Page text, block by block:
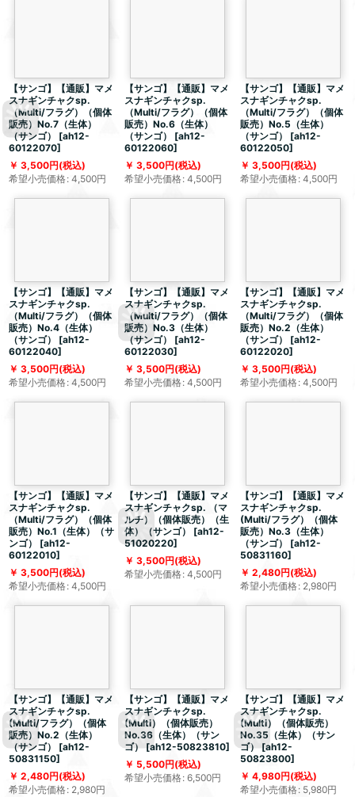
【サンゴ】【通販】マメ
スナギンチャクsp.
（Multi/フラグ）（個体
販売）No.7（生体）
（サンゴ）
[ah12-
60122070]
3,500円(税込)
希望小売価格: 4,500円
【サンゴ】【通販】マメ
スナギンチャクsp.
（Multi/フラグ）（個体
販売）No.6（生体）
（サンゴ）
[ah12-
60122060]
3,500円(税込)
希望小売価格: 4,500円
【サンゴ】【通販】マメ
スナギンチャクsp.
（Multi/フラグ）（個体
販売）No.5（生体）
（サンゴ）
[ah12-
60122050]
3,500円(税込)
希望小売価格: 4,500円
【サンゴ】【通販】マメ
スナギンチャクsp.
（Multi/フラグ）（個体
販売）No.4（生体）
（サンゴ）
[ah12-
60122040]
3,500円(税込)
希望小売価格: 4,500円
【サンゴ】【通販】マメ
スナギンチャクsp.
（Multi/フラグ）（個体
販売）No.3（生体）
（サンゴ）
[ah12-
60122030]
3,500円(税込)
希望小売価格: 4,500円
【サンゴ】【通販】マメ
スナギンチャクsp.
（Multi/フラグ）（個体
販売）No.2（生体）
（サンゴ）
[ah12-
60122020]
3,500円(税込)
希望小売価格: 4,500円
【サンゴ】【通販】マメ
スナギンチャクsp.
（Multi/フラグ）（個体
販売）No.1（生体）（サ
ンゴ）
[ah12-
60122010]
3,500円(税込)
希望小売価格: 4,500円
【サンゴ】【通販】マメ
スナギンチャクsp. （マ
ルチ）（個体販売）（生
体）（サンゴ）
[ah12-
51020220]
3,500円(税込)
希望小売価格: 4,500円
【サンゴ】【通販】マメ
スナギンチャクsp.
(Multi/フラグ）（個体
販売）No.3（生体）
（サンゴ）
[ah12-
50831160]
2,480円(税込)
希望小売価格: 2,980円
【サンゴ】【通販】マメ
スナギンチャクsp.
(Multi/フラグ）（個体
販売）No.2（生体）
（サンゴ）
[ah12-
50831150]
2,480円(税込)
希望小売価格: 2,980円
【サンゴ】【通販】マメ
スナギンチャクsp.
(Multi）（個体販売）
No.36（生体）（サン
ゴ） [ah12-50823810]
5,500円(税込)
希望小売価格: 6,500円
【サンゴ】【通販】マメ
スナギンチャクsp.
(Multi）（個体販売）
No.35（生体）（サン
ゴ） [ah12-
50823800]
4,980円(税込)
希望小売価格: 5,980円